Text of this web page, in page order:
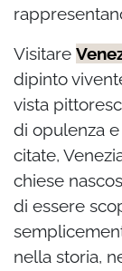
Visitare
dipinto
vista
di opulenza
citate,
chiese
di essere
nella storia,